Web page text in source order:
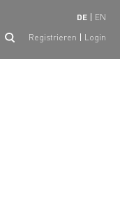
DE EN
Registrieren Login